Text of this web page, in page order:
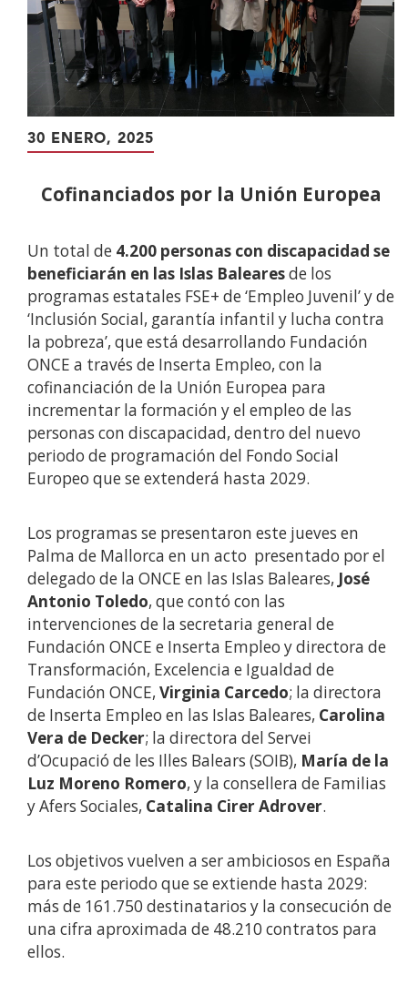
30 ENERO, 2025
Cofinanciados por la Unión Europea
Un total de 4.200 personas con discapacidad se
beneficiarán en las Islas Balearesde los
programas estatales FSE+ de ‘Empleo Juvenil’ y de
‘Inclusión Social, garantía infantil y lucha contra
la pobreza’, que está desarrollando Fundación
ONCE a través de Inserta Empleo, con la
cofinanciación de la Unión Europea para
incrementar la formación y el empleo de las
personas con discapacidad, dentro del nuevo
periodo de programación del Fondo Social
Europeo que se extenderá hasta 2029.
Los programas se presentaron este jueves en
Palma de Mallorca en un acto presentado por el
delegado de la ONCE en las Islas Baleares, José
Antonio Toledo, que contó con las
intervenciones de la secretaria general de
Fundación ONCE e Inserta Empleo y directora de
Transformación, Excelencia e Igualdad de
Fundación ONCE, Virginia Carcedo; la directora
de Inserta Empleo en las Islas Baleares, Carolina
Vera de Decker; la directora del Servei
d’Ocupació de les Illes Balears (SOIB), María de la
Luz Moreno Romero, y la consellera de Familias
y Afers Sociales, Catalina Cirer Adrover.
Los objetivos vuelven a ser ambiciosos en España
para este periodo que se extiende hasta 2029:
más de 161.750 destinatarios y la consecución de
una cifra aproximada de 48.210 contratos para
ellos.